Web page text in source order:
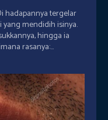
hadapannya tergelar
mendidih isinya.
hingga ia
rasanya:...